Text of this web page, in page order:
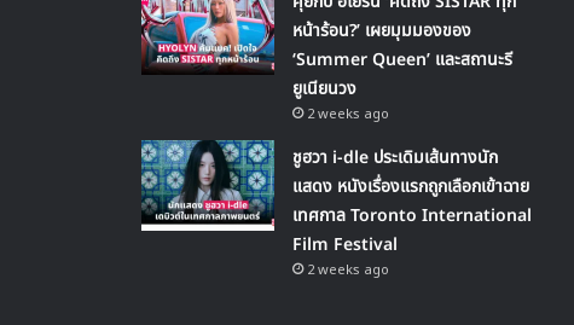
หน้าร้อน?’ เผยมุมมองของ
‘Summer Queen’ และสถานะรี
ยูเนียนวง
2 weeks ago
ชูฮวา i-dle ประเดิมเส้นทางนัก
แสดง หนังเรื่องแรกถูกเลือกเข้าฉาย
เทศกาล Toronto International
Film Festival
2 weeks ago